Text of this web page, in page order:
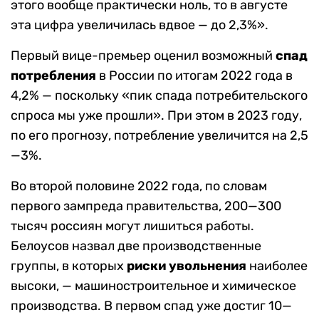
этого вообще практически ноль, то в августе
эта цифра увеличилась вдвое — до 2,3%».
Первый вице-премьер оценил возможный спад
потребления в России по итогам 2022 года в
4,2% — поскольку «пик спада потребительского
спроса мы уже прошли». При этом в 2023 году,
по его прогнозу, потребление увеличится на 2,5
—3%.
Во второй половине 2022 года, по словам
первого зампреда правительства, 200—300
тысяч россиян могут лишиться работы.
Белоусов назвал две производственные
группы, в которых риски увольнения наиболее
высоки, — машиностроительное и химическое
производства. В первом спад уже достиг 10—